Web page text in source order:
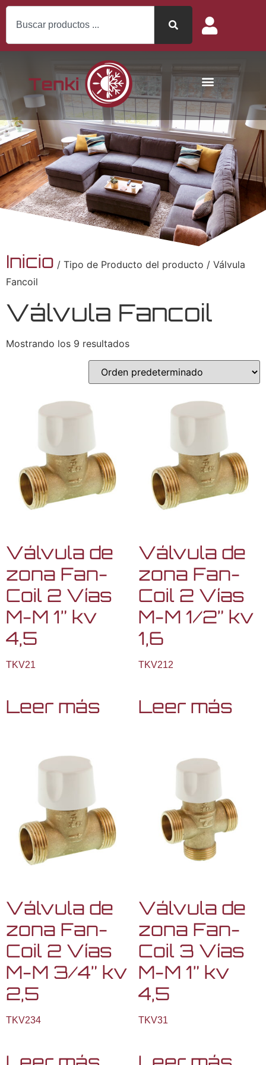
Inicio / Tipo de Producto del producto / Válvula
Fancoil
Válvula Fancoil
Mostrando los 9 resultados
Válvula de
zona Fan-
Coil 2 Vías
M-M 1” kv
4,5
TKV21
Leer más
Válvula de
zona Fan-
Coil 2 Vías
M-M 1/2” kv
1,6
TKV212
Leer más
Válvula de
zona Fan-
Coil 2 Vías
M-M 3/4” kv
2,5
TKV234
Válvula de
zona Fan-
Coil 3 Vías
M-M 1” kv
4,5
TKV31